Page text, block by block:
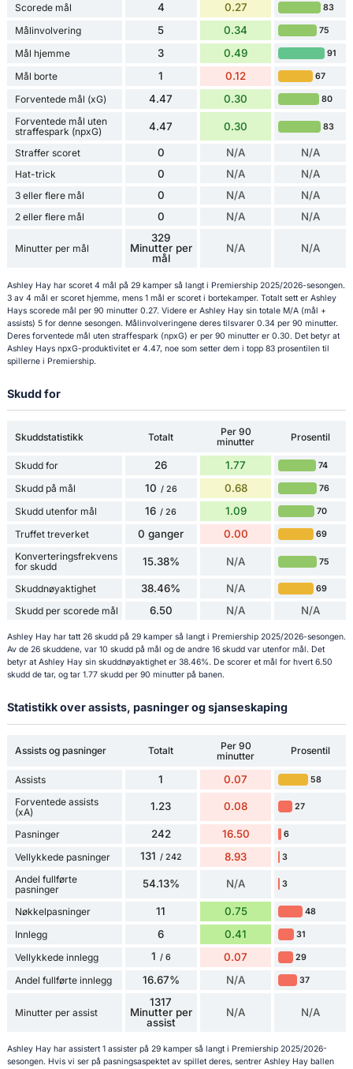
Scorede mål 4 0.27 83
Målinvolvering 5 0.34 75
Mål hjemme 3 0.49 91
Mål borte 1 0.12 67
Forventede mål (xG) 4.47 0.30 80
Forventede mål uten
straffespark (npxG)
4.47 0.30 83
Straffer scoret 0 N/A N/A
Hat-trick 0 N/A N/A
3 eller flere mål 0 N/A N/A
2 eller flere mål 0 N/A N/A
Minutter per mål
329
Minutter per
mål
N/A N/A
Ashley Hay har scoret 4 mål på 29 kamper så langt i Premiership 2025/2026-sesongen.
3 av 4 mål er scoret hjemme, mens 1 mål er scoret i bortekamper. Totalt sett er Ashley
Hays scorede mål per 90 minutter 0.27. Videre er Ashley Hay sin totale M/A (mål +
assists) 5 for denne sesongen. Målinvolveringene deres tilsvarer 0.34 per 90 minutter.
Deres forventede mål uten straffespark (npxG) er per 90 minutter er 0.30. Det betyr at
Ashley Hays npxG-produktivitet er 4.47, noe som setter dem i topp 83 prosentilen til
spillerne i Premiership.
Skudd for
Skuddstatistikk Totalt
Per 90
minutter
Prosentil
Skudd for 26 1.77 74
Skudd på mål 10 / 26 0.68 76
Skudd utenfor mål 16 / 26 1.09 70
Truffet treverket 0 ganger 0.00 69
Konverteringsfrekvens
for skudd
15.38% N/A 75
Skuddnøyaktighet 38.46% N/A 69
Skudd per scorede mål 6.50 N/A N/A
Ashley Hay har tatt 26 skudd på 29 kamper så langt i Premiership 2025/2026-sesongen.
Av de 26 skuddene, var 10 skudd på mål og de andre 16 skudd var utenfor mål. Det
betyr at Ashley Hay sin skuddnøyaktighet er 38.46%. De scorer et mål for hvert 6.50
skudd de tar, og tar 1.77 skudd per 90 minutter på banen.
Statistikk over assists, pasninger og sjanseskaping
Assists og pasninger Totalt
Per 90
minutter
Prosentil
Assists 1 0.07 58
Forventede assists
(xA)
1.23 0.08 27
Pasninger 242 16.50 6
Vellykkede pasninger 131 / 242 8.93 3
Andel fullførte
pasninger
54.13% N/A 3
Nøkkelpasninger 11 0.75 48
Innlegg 6 0.41 31
Vellykkede innlegg 1 / 6 0.07 29
Andel fullførte innlegg 16.67% N/A 37
Minutter per assist
1317
Minutter per
assist
N/A N/A
Ashley Hay har assistert 1 assister på 29 kamper så langt i Premiership 2025/2026-
sesongen. Hvis vi ser på pasningsaspektet av spillet deres, sentrer Ashley Hay ballen